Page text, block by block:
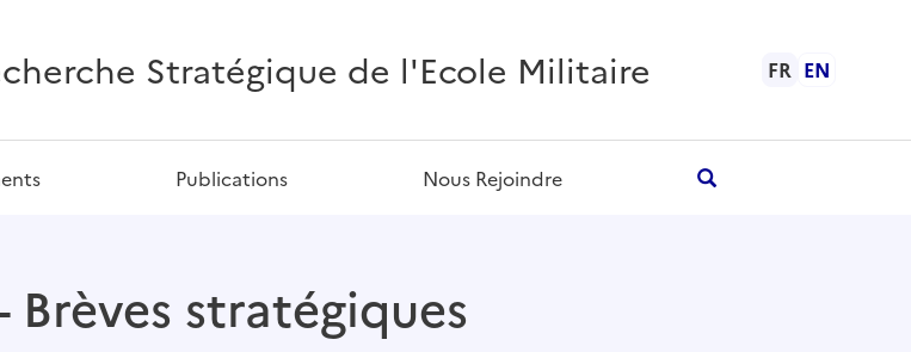
Stratégique de l'Ecole Militaire FR EN
Publications Nous Rejoindre
stratégiques